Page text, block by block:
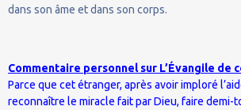
dans son âme et dans son corps.
Commentaire personnel sur L’Évangile de
Parce que cet étranger, après avoir imploré
reconnaître le miracle fait par Dieu, faire demi-